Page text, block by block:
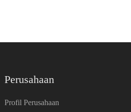
Perusahaan
Profil Perusahaan